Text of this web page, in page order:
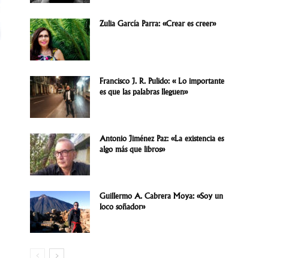
Zulia García Parra: «Crear es creer»
Francisco J. R. Pulido: « Lo importante
es que las palabras lleguen»
Antonio Jiménez Paz: «La existencia es
algo más que libros»
Guillermo A. Cabrera Moya: «Soy un
loco soñador»